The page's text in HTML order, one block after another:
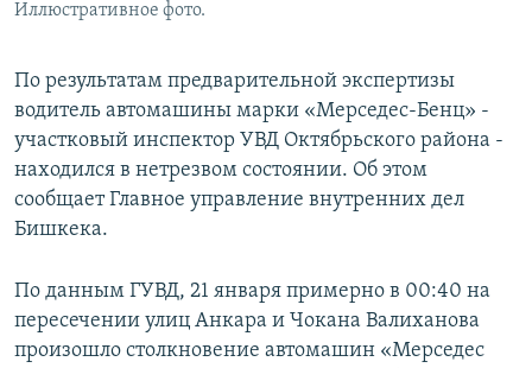
Иллюстративное фото.
По результатам предварительной экспертизы
водитель автомашины марки «Мерседес-Бенц» -
участковый инспектор УВД Октябрьского района -
находился в нетрезвом состоянии. Об этом
сообщает Главное управление внутренних дел
Бишкека.
По данным ГУВД, 21 января примерно в 00:40 на
пересечении улиц Анкара и Чокана Валиханова
произошло столкновение автомашин «Мерседес